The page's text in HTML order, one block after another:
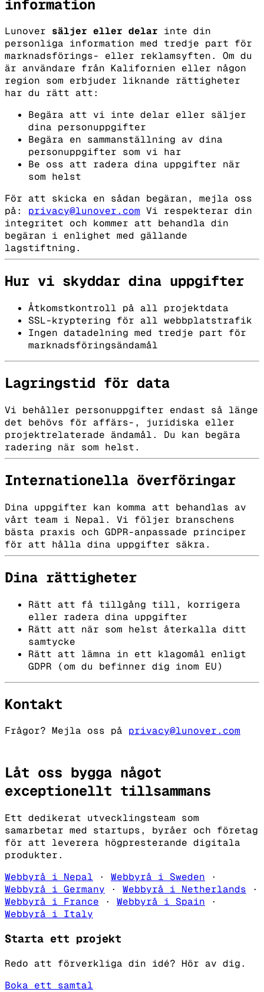
information
Lunover säljer eller delar inte din
personliga information med tredje part för
marknadsförings- eller reklamsyften.
Om du
är användare från Kalifornien eller någon
region som erbjuder liknande rättigheter
har du rätt att:
Begära att vi inte delar eller säljer
dina personuppgifter
Begära en sammanställning av dina
personuppgifter som vi har
Be oss att radera dina uppgifter när
som helst
För att skicka en sådan begäran, mejla oss
på: privacy@lunover.com Vi respekterar din
integritet och kommer att behandla din
begäran i enlighet med gällande
lagstiftning.
Hur vi skyddar dina uppgifter
Åtkomstkontroll på all projektdata
SSL-kryptering för all webbplatstrafik
Ingen datadelning med tredje part för
marknadsföringsändamål
Lagringstid för data
Vi behåller personuppgifter endast så länge
det behövs för affärs-, juridiska eller
projektrelaterade ändamål. Du kan begära
radering när som helst.
Internationella överföringar
Dina uppgifter kan komma att behandlas av
vårt team i Nepal. Vi följer branschens
bästa praxis och GDPR-anpassade principer
för att hålla dina uppgifter säkra.
Dina rättigheter
Rätt att få tillgång till, korrigera
eller radera dina uppgifter
Rätt att när som helst återkalla ditt
samtycke
Rätt att lämna in ett klagomål enligt
GDPR (om du befinner dig inom EU)
Kontakt
Frågor? Mejla oss på privacy@lunover.com
Låt oss bygga något
exceptionellt tillsammans
Ett dedikerat utvecklingsteam som
samarbetar med startups, byråer och företag
för att leverera högpresterande digitala
produkter.
Webbyrå i Nepal · Webbyrå i Sweden ·
Webbyrå i Germany · Webbyrå i Netherlands ·
Webbyrå i France · Webbyrå i Spain ·
Webbyrå i Italy
Starta ett projekt
Redo att förverkliga din idé? Hör av dig.
Boka ett samtal